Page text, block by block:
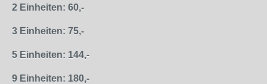
2 Einheiten: 60,-
3 Einheiten: 75,-
5 Einheiten: 144,-
9 Einheiten: 180,-